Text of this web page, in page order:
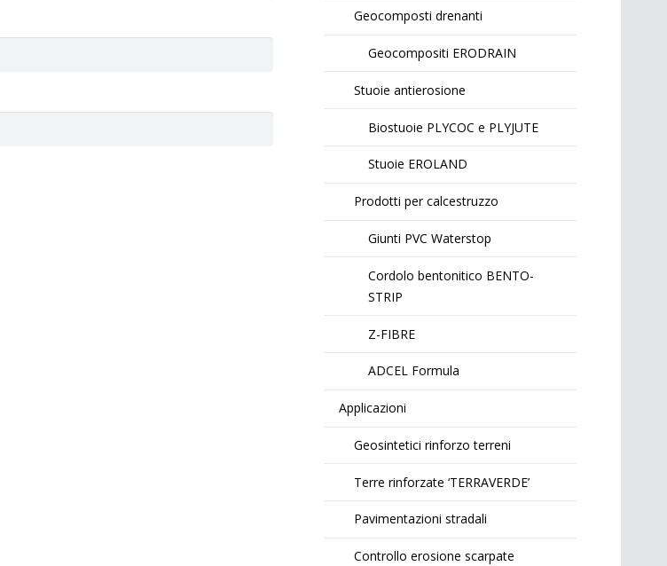
Geocomposti drenanti
Geocompositi ERODRAIN
Stuoie antierosione
Biostuoie PLYCOC e PLYJUTE
Stuoie EROLAND
Prodotti per calcestruzzo
Giunti PVC Waterstop
Cordolo bentonitico BENTO-
STRIP
Z-FIBRE
ADCEL Formula
Applicazioni
Geosintetici rinforzo terreni
Terre rinforzate ‘TERRAVERDE’
Pavimentazioni stradali
Controllo erosione scarpate